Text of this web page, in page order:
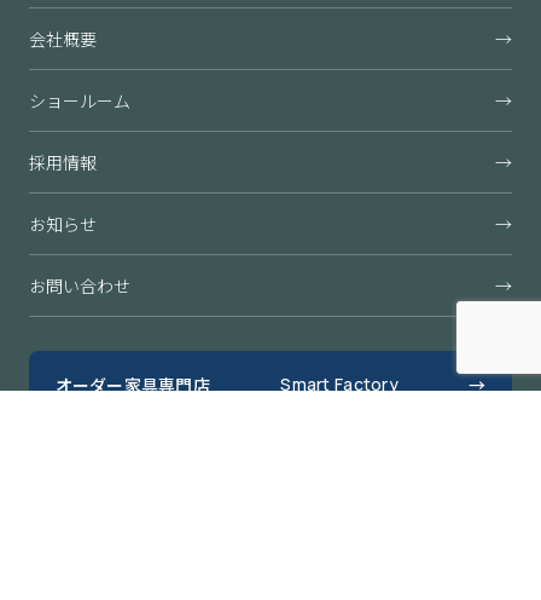
会社概要 →
ショールーム →
採用情報 →
お知らせ →
お問い合わせ →
オーダー家具専門店 Smart Factory →